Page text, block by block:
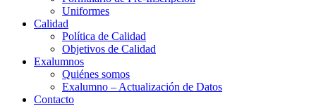
Uniformes
Calidad
Política de Calidad
Objetivos de Calidad
Exalumnos
Quiénes somos
Exalumno – Actualización de Datos
Contacto